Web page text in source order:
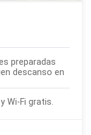
preparadas
descanso en
La Hostería cuenta con piscina exterior y Wi-Fi gratis.